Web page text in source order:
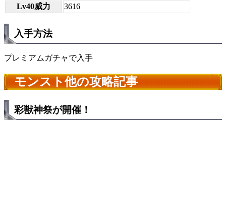
Lv40威力 3616
入手方法
プレミアムガチャで入手
モンスト他の攻略記事
彩獣神祭が開催！